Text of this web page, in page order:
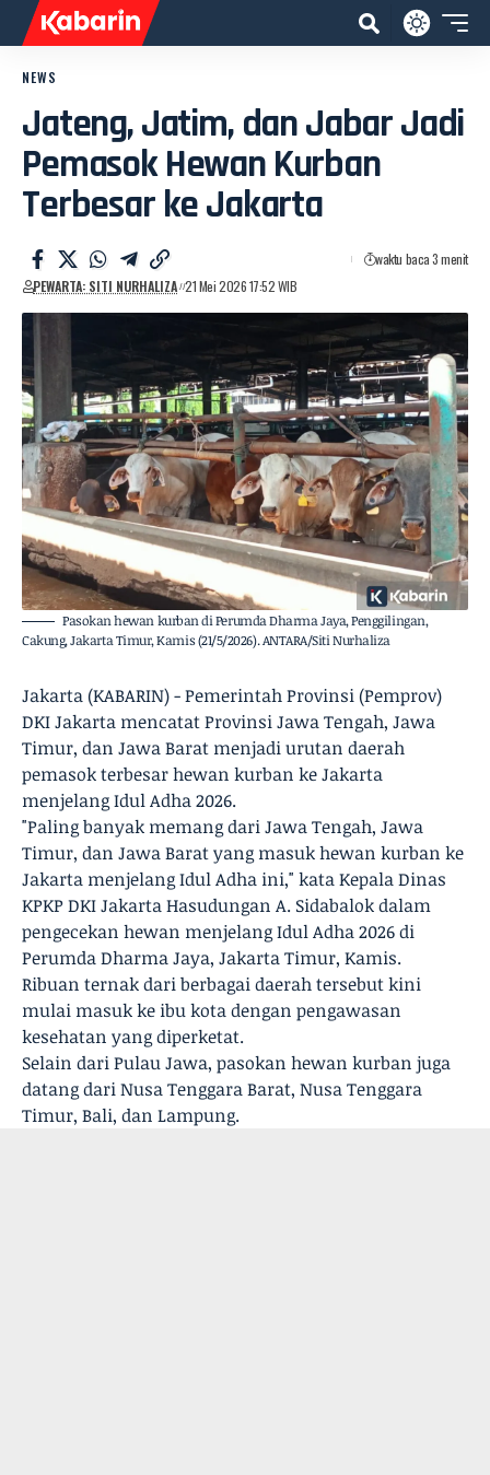
NEWS
Jateng, Jatim, dan Jabar Jadi
Pemasok Hewan Kurban
Terbesar ke Jakarta
PEWARTA: SITI NURHALIZA 21 Mei 2026 17:52 WIB
waktu baca 3 menit
Pasokan hewan kurban di Perumda Dharma Jaya, Penggilingan,
Cakung, Jakarta Timur, Kamis (21/5/2026). ANTARA/Siti Nurhaliza
Jakarta (KABARIN) - Pemerintah Provinsi (Pemprov)
DKI Jakarta mencatat Provinsi Jawa Tengah, Jawa
Timur, dan Jawa Barat menjadi urutan daerah
pemasok terbesar hewan kurban ke Jakarta
menjelang Idul Adha 2026.
"Paling banyak memang dari Jawa Tengah, Jawa
Timur, dan Jawa Barat yang masuk hewan kurban ke
Jakarta menjelang Idul Adha ini," kata Kepala Dinas
KPKP DKI Jakarta Hasudungan A. Sidabalok dalam
pengecekan hewan menjelang Idul Adha 2026 di
Perumda Dharma Jaya, Jakarta Timur, Kamis.
Ribuan ternak dari berbagai daerah tersebut kini
mulai masuk ke ibu kota dengan pengawasan
kesehatan yang diperketat.
Selain dari Pulau Jawa, pasokan hewan kurban juga
datang dari Nusa Tenggara Barat, Nusa Tenggara
Timur, Bali, dan Lampung.